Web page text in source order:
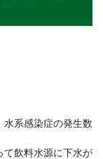
系感染症の発生数
て飲料水源に下水が